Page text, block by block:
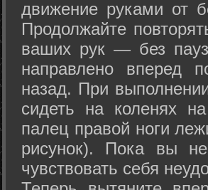
движение руками от
Продолжайте
ваших рук — без
направлено вперед
назад. При
сидеть на коленях
палец правой ноги
рисунок). Пока вы
чувствовать себя